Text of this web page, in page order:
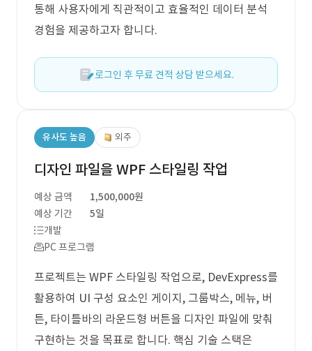
통해 사용자에게 직관적이고 효율적인 데이터 분석
경험을 제공하고자 합니다.
로그인 후 무료 견적 상담 받으세요.
유사도 높음 외주
디자인 파일을 WPF 스타일링 작업
예상 금액
1,500,000원
예상 기간
5일
개발
PC 프로그램
프로젝트는 WPF 스타일링 작업으로, DevExpress를
활용하여 UI 구성 요소인 게이지, 그룹박스, 메뉴, 버
튼, 타이틀바의 라운드형 버튼을 디자인 파일에 맞춰
구현하는 것을 목표로 합니다. 핵심 기술 스택은